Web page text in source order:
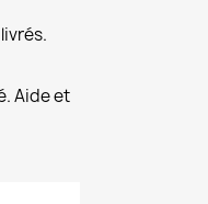
Aide et